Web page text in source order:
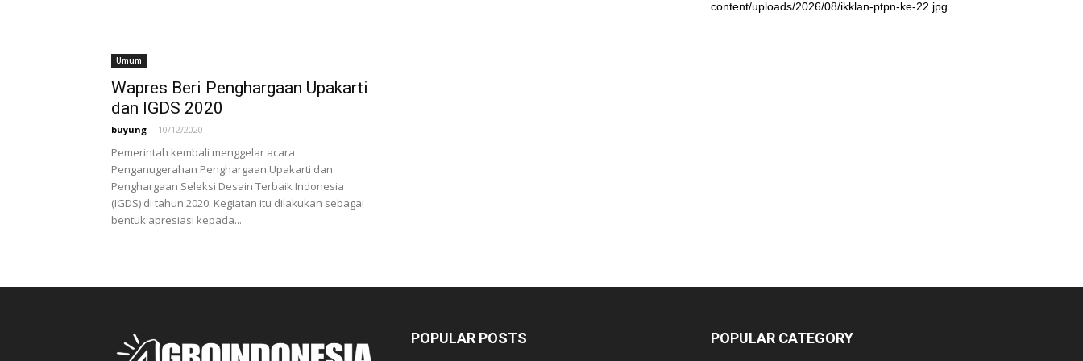
Umum
Wapres Beri Penghargaan Upakarti
dan IGDS 2020
buyung - 10/12/2020
Pemerintah kembali menggelar acara
Penganugerahan Penghargaan Upakarti dan
Penghargaan Seleksi Desain Terbaik Indonesia
(IGDS) di tahun 2020. Kegiatan itu dilakukan sebagai
bentuk apresiasi kepada...
content/uploads/2026/08/ikklan-ptpn-ke-22.jpg
POPULAR POSTS POPULAR CATEGORY